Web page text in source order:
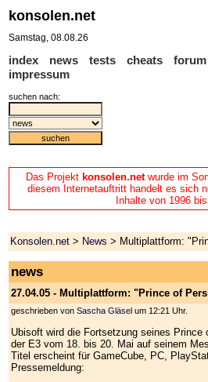
Das Projekt konsolen.netwurde im
diesem Internetauftritt handelt es sich
Inhalte von 1996 bis
Konsolen.net > News > Multiplattform:
news
27.04.05 - Multiplattform: "Prince of
geschrieben vonSascha Gläsel um 12:21 Uhr.
Ubisoft wird die Fortsetzung seines Prince
der E3 vom 18. bis 20. Mai auf seinem
Titel erscheint für GameCube, PC,
Pressemeldung:
konsolen.net
Samstag, 08.08.26
index news tests cheats forum
impressum
suchen nach: